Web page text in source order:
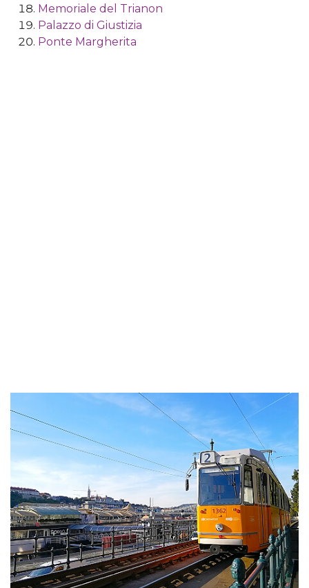
Memoriale del Trianon
Palazzo di Giustizia
Ponte Margherita